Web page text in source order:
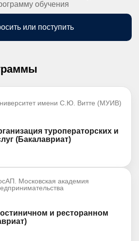
обучения
или поступить
имени С.Ю. Витте (МУИВ)
туроператорских и
(Бакалавриат)
Московская академия
и ресторанном